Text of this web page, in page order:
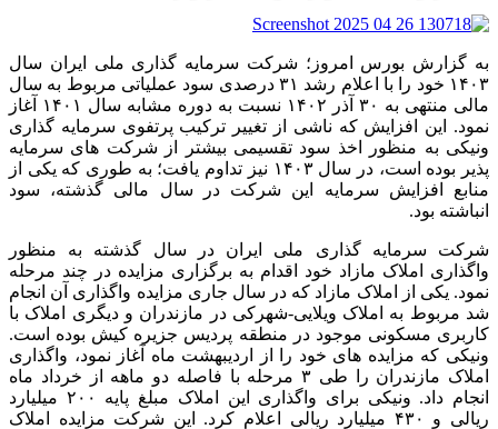
به گزارش بورس امروز؛ شرکت سرمایه گذاری ملی ایران سال
۱۴۰۳ خود را با اعلام رشد ۳۱ درصدی سود عملیاتی مربوط به سال
مالی منتهی به ۳۰ آذر ۱۴۰۲ نسبت به دوره مشابه سال ۱۴۰۱ آغاز
نمود. این افزایش که ناشی از تغییر ترکیب پرتفوی سرمایه گذاری
ونیکی به منظور اخذ سود تقسیمی بیشتر از شرکت های سرمایه
پذیر بوده است، در سال ۱۴۰۳ نیز تداوم یافت؛ به طوری که یکی از
منابع افزایش سرمایه این شرکت در سال مالی گذشته، سود
انباشته بود.
شرکت سرمایه گذاری ملی ایران در سال گذشته به منظور
واگذاری املاک مازاد خود اقدام به برگزاری مزایده در چند مرحله
نمود. یکی از املاک مازاد که در سال جاری مزایده واگذاری آن انجام
شد مربوط به املاک ویلایی-شهرکی در مازندران و دیگری املاک با
کاربری مسکونی موجود در منطقه پردیس جزیره کیش بوده است.
ونیکی که مزایده های خود را از اردیبهشت ماه آغاز نمود، واگذاری
املاک مازندران را طی ۳ مرحله با فاصله دو ماهه از خرداد ماه
انجام داد. ونیکی برای واگذاری این املاک مبلغ پایه ۲۰۰ میلیارد
ریالی و ۴۳۰ میلیارد ریالی اعلام کرد. این شرکت مزایده املاک